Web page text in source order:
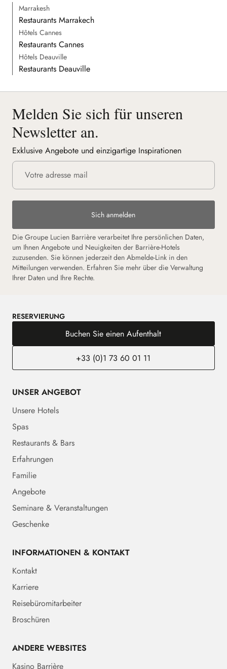
Marrakesh
Restaurants Marrakech
Hôtels Cannes
Restaurants Cannes
Hôtels Deauville
Restaurants Deauville
Melden Sie sich für unseren
Newsletter an.
Exklusive Angebote und einzigartige Inspirationen
Sich anmelden
Die Groupe Lucien Barrière verarbeitet Ihre persönlichen Daten,
um Ihnen Angebote und Neuigkeiten der Barrière-Hotels
zuzusenden. Sie können jederzeit den Abmelde-Link in den
Mitteilungen verwenden. Erfahren Sie mehr über die Verwaltung
Ihrer Daten und Ihre Rechte.
RESERVIERUNG
Buchen Sie einen Aufenthalt
+33 (0)1 73 60 01 11
UNSER ANGEBOT
Unsere Hotels
Spas
Restaurants & Bars
Erfahrungen
Familie
Angebote
Seminare & Veranstaltungen
Geschenke
INFORMATIONEN & KONTAKT
Kontakt
Karriere
Reisebüromitarbeiter
Broschüren
ANDERE WEBSITES
Kasino Barrière